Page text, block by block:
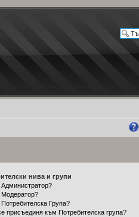
нива и групи
Администратор?
Модератор?
Потребителска Група?
присъединя към Потребителска група?